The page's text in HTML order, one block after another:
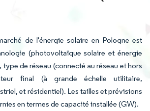
de l'énergie solaire en Pologne est
(photovoltaïque solaire et énergie
de réseau (connecté au réseau et hors
final (à grande échelle utilitaire,
et résidentiel). Les tailles et prévisions
en termes de capacité installée (GW).